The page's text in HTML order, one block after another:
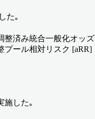
た｡
済み統合一般化オッズ
ール相対リスク [aRR]
施した｡